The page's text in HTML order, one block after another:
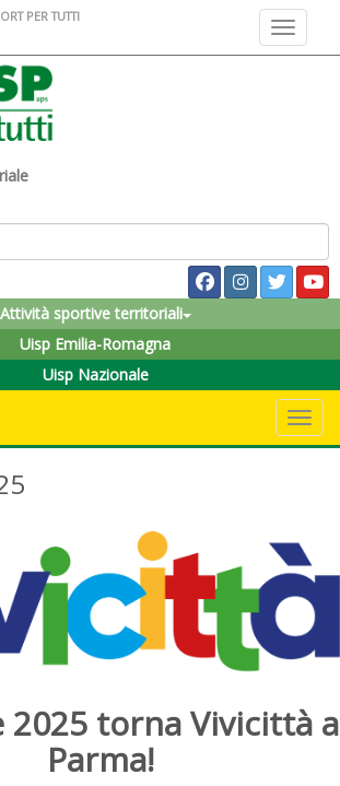
Toggle
PER TUTTI
Attività sportive territoriali
Uisp Emilia-Romagna
Uisp Nazionale
2025 torna Vivicittà a
Parma!